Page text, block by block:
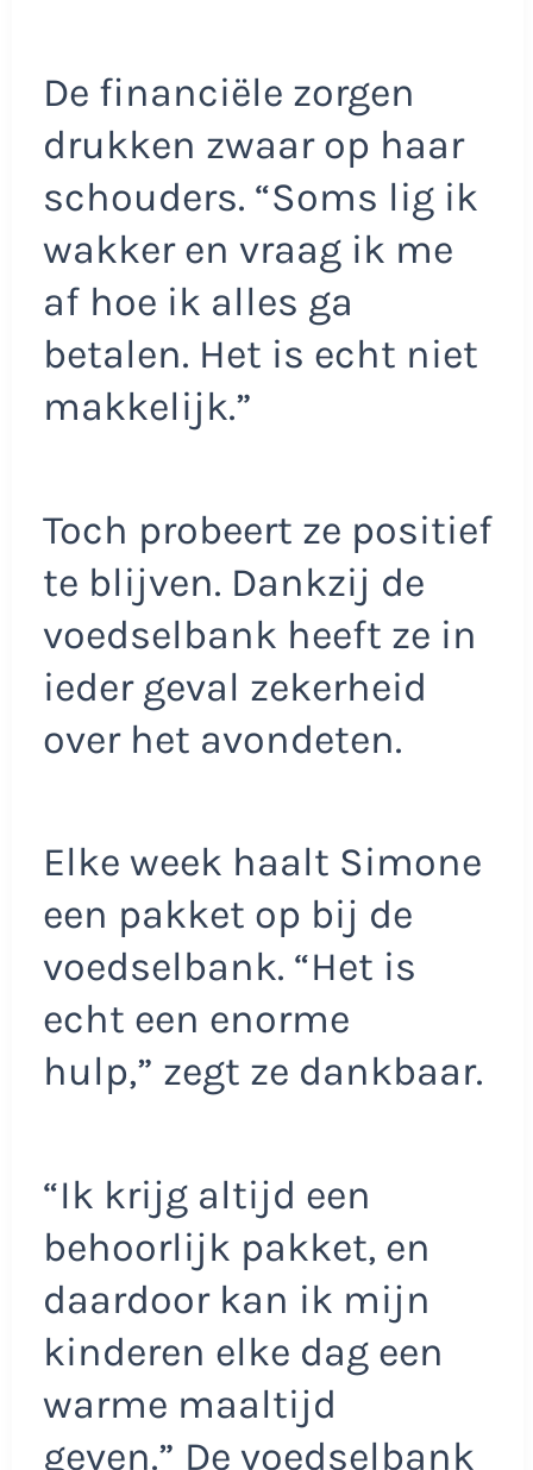
De financiële zorgen
drukken zwaar op haar
schouders. “Soms lig ik
wakker en vraag ik me
af hoe ik alles ga
betalen. Het is echt niet
makkelijk.”
Toch probeert ze positief
te blijven. Dankzij de
voedselbank heeft ze in
ieder geval zekerheid
over het avondeten.
Elke week haalt Simone
een pakket op bij de
voedselbank. “Het is
echt een enorme
hulp,” zegt ze dankbaar.
“Ik krijg altijd een
behoorlijk pakket, en
daardoor kan ik mijn
kinderen elke dag een
warme maaltijd
geven.” De voedselbank